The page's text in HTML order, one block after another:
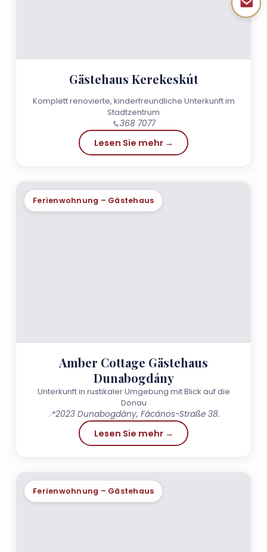
Gästehaus Kerekeskút
Komplett renovierte, kinderfreundliche Unterkunft im
Stadtzentrum
📞368 7077
Lesen Sie mehr →
Ferienwohnung – Gästehaus
Amber Cottage Gästehaus
Dunabogdány
Unterkunft in rustikaler Umgebung mit Blick auf die
Donau
📍2023 Dunabogdány, Fácános-Straße 38.
Lesen Sie mehr →
Ferienwohnung – Gästehaus